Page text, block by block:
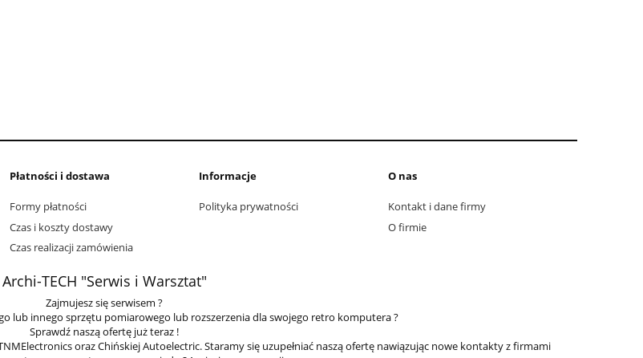
Płatności i dostawa
Formy płatności
Czas i koszty dostawy
Czas realizacji zamówienia
Informacje
Polityka prywatności
O nas
Kontakt i dane firmy
O firmie
Archi-TECH "Serwis i Warsztat"
Zajmujesz się serwisem ?
lub innego sprzętu pomiarowego lub rozszerzenia dla swojego retro komputera ?
Sprawdź naszą ofertę już teraz !
oraz Chińskiej Autoelectric. Staramy się uzupełniać naszą ofertę nawiązując nowe kontakty z firmami